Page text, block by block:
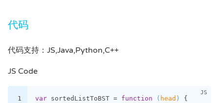
代码
代码支持：JS,Java,Python,C++
JS Code
1
var sortedListToBST = function ( head ) {